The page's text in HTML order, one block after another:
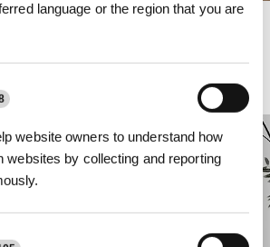
language or the region that you are
website owners to understand how
websites by collecting and reporting
von Teppich- und Hartböden entfernt werden
erzielt wird.